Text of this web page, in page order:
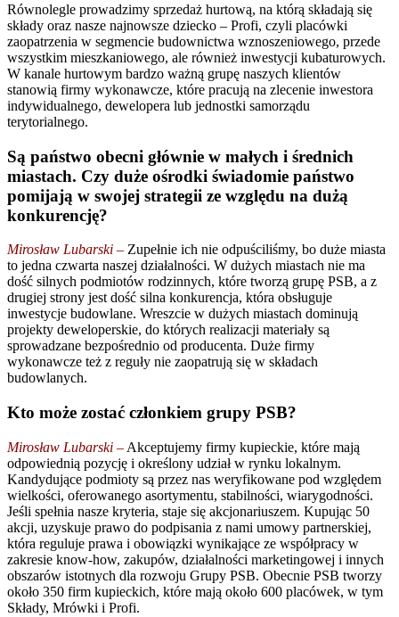
Równolegle prowadzimy sprzedaż hurtową, na którą składają się
składy oraz nasze najnowsze dziecko – Profi, czyli placówki
zaopatrzenia w segmencie budownictwa wznoszeniowego, przede
wszystkim mieszkaniowego, ale również inwestycji kubaturowych.
W kanale hurtowym bardzo ważną grupę naszych klientów
stanowią firmy wykonawcze, które pracują na zlecenie inwestora
indywidualnego, dewelopera lub jednostki samorządu
terytorialnego.
Są państwo obecni głównie w małych i średnich
miastach. Czy duże ośrodki świadomie państwo
pomijają w swojej strategii ze względu na dużą
konkurencję?
Mirosław Lubarski – Zupełnie ich nie odpuściliśmy, bo duże miasta
to jedna czwarta naszej działalności. W dużych miastach nie ma
dość silnych podmiotów rodzinnych, które tworzą grupę PSB, a z
drugiej strony jest dość silna konkurencja, która obsługuje
inwestycje budowlane. Wreszcie w dużych miastach dominują
projekty deweloperskie, do których realizacji materiały są
sprowadzane bezpośrednio od producenta. Duże firmy
wykonawcze też z reguły nie zaopatrują się w składach
budowlanych.
Kto może zostać członkiem grupy PSB?
Mirosław Lubarski – Akceptujemy firmy kupieckie, które mają
odpowiednią pozycję i określony udział w rynku lokalnym.
Kandydujące podmioty są przez nas weryfikowane pod względem
wielkości, oferowanego asortymentu, stabilności, wiarygodności.
Jeśli spełnia nasze kryteria, staje się akcjonariuszem. Kupując 50
akcji, uzyskuje prawo do podpisania z nami umowy partnerskiej,
która reguluje prawa i obowiązki wynikające ze współpracy w
zakresie know-how, zakupów, działalności marketingowej i innych
obszarów istotnych dla rozwoju Grupy PSB. Obecnie PSB tworzy
około 350 firm kupieckich, które mają około 600 placówek, w tym
Składy, Mrówki i Profi.